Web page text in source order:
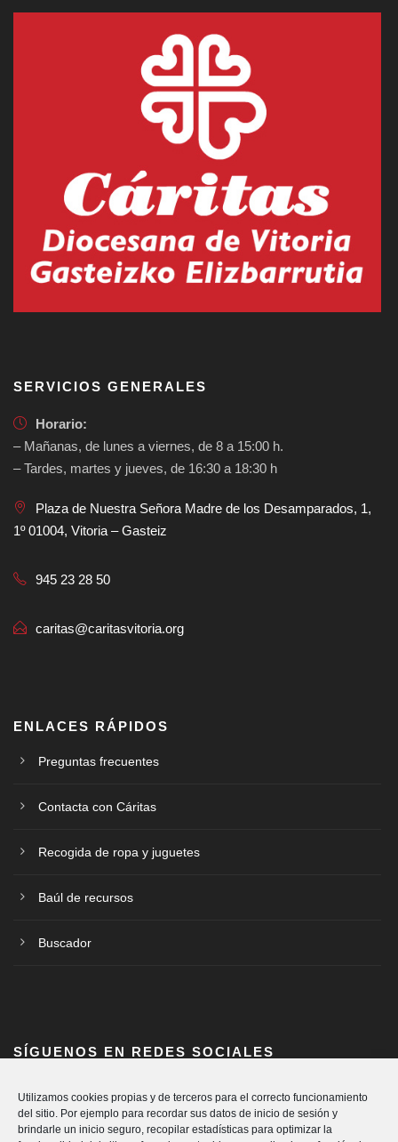
Utilizamos cookies propias y de terceros para el correcto funcionamiento
del sitio. Por ejemplo para recordar sus datos de inicio de sesión y
brindarle un inicio seguro, recopilar estadísticas para optimizar la
SERVICIOS GENERALES
Horario:
– Mañanas, de lunes a viernes, de 8 a 15:00 h.
– Tardes, martes y jueves, de 16:30 a 18:30 h
Plaza de Nuestra Señora Madre de los Desamparados, 1,
1º 01004, Vitoria – Gasteiz
945 23 28 50
caritas@caritasvitoria.org
ENLACES RÁPIDOS
Preguntas frecuentes
Contacta con Cáritas
Recogida de ropa y juguetes
Baúl de recursos
Buscador
SÍGUENOS EN REDES SOCIALES